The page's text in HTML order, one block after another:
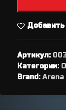
Добавить
Артикул:
Категории:
Brand: Arena